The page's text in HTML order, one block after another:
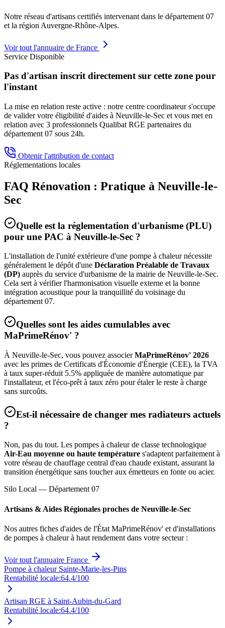
Notre réseau d'artisans certifiés intervenant dans le département 07
et la région Auvergne-Rhône-Alpes.
Voir tout l'annuaire de France
Service Disponible
Pas d'artisan inscrit directement sur cette zone pour
l'instant
La mise en relation reste active : notre centre coordinateur s'occupe
de valider votre éligibilité d'aides à Neuville-le-Sec et vous met en
relation avec 3 professionnels Qualibat RGE partenaires du
département 07 sous 24h.
Obtenir l'attribution de contact
Réglementations locales
FAQ Rénovation : Pratique à Neuville-le-
Sec
Quelle est la réglementation d'urbanisme (PLU)
pour une PAC à Neuville-le-Sec ?
L'installation de l'unité extérieure d'une pompe à chaleur nécessite
généralement le dépôt d'une Déclaration Préalable de Travaux
(DP) auprès du service d'urbanisme de la mairie de Neuville-le-Sec.
Cela sert à vérifier l'harmonisation visuelle externe et la bonne
intégration acoustique pour la tranquillité du voisinage du
département07.
Quelles sont les aides cumulables avec
MaPrimeRénov' ?
À Neuville-le-Sec, vous pouvez associerMaPrimeRénov' 2026
avec les primes de Certificats d'Économie d'Énergie (CEE), la TVA
à taux super-réduit 5.5% appliquée de manière automatique par
l'installateur, et l'éco-prêt à taux zéro pour étaler le reste à charge
sans surcoûts.
Est-il nécessaire de changer mes radiateurs actuels
?
Non, pas du tout. Les pompes à chaleur de classe technologique
Air-Eau moyenne ou haute température s'adaptent parfaitement à
votre réseau de chauffage central d'eau chaude existant, assurant la
transition énergétique sans toucher aux émetteurs en fonte ou acier.
Silo Local — Département 07
Artisans & Aides Régionales proches de Neuville-le-Sec
Nos autres fiches d'aides de l'État MaPrimeRénov' et d'installations
de pompes à chaleur à haut rendement dans votre secteur :
Voir tout l'annuaire France
Pompe à chaleur Sainte-Marie-les-Pins
Rentabilité locale:64.4/100
Artisan RGE à Saint-Aubin-du-Gard
Rentabilité locale:64.4/100